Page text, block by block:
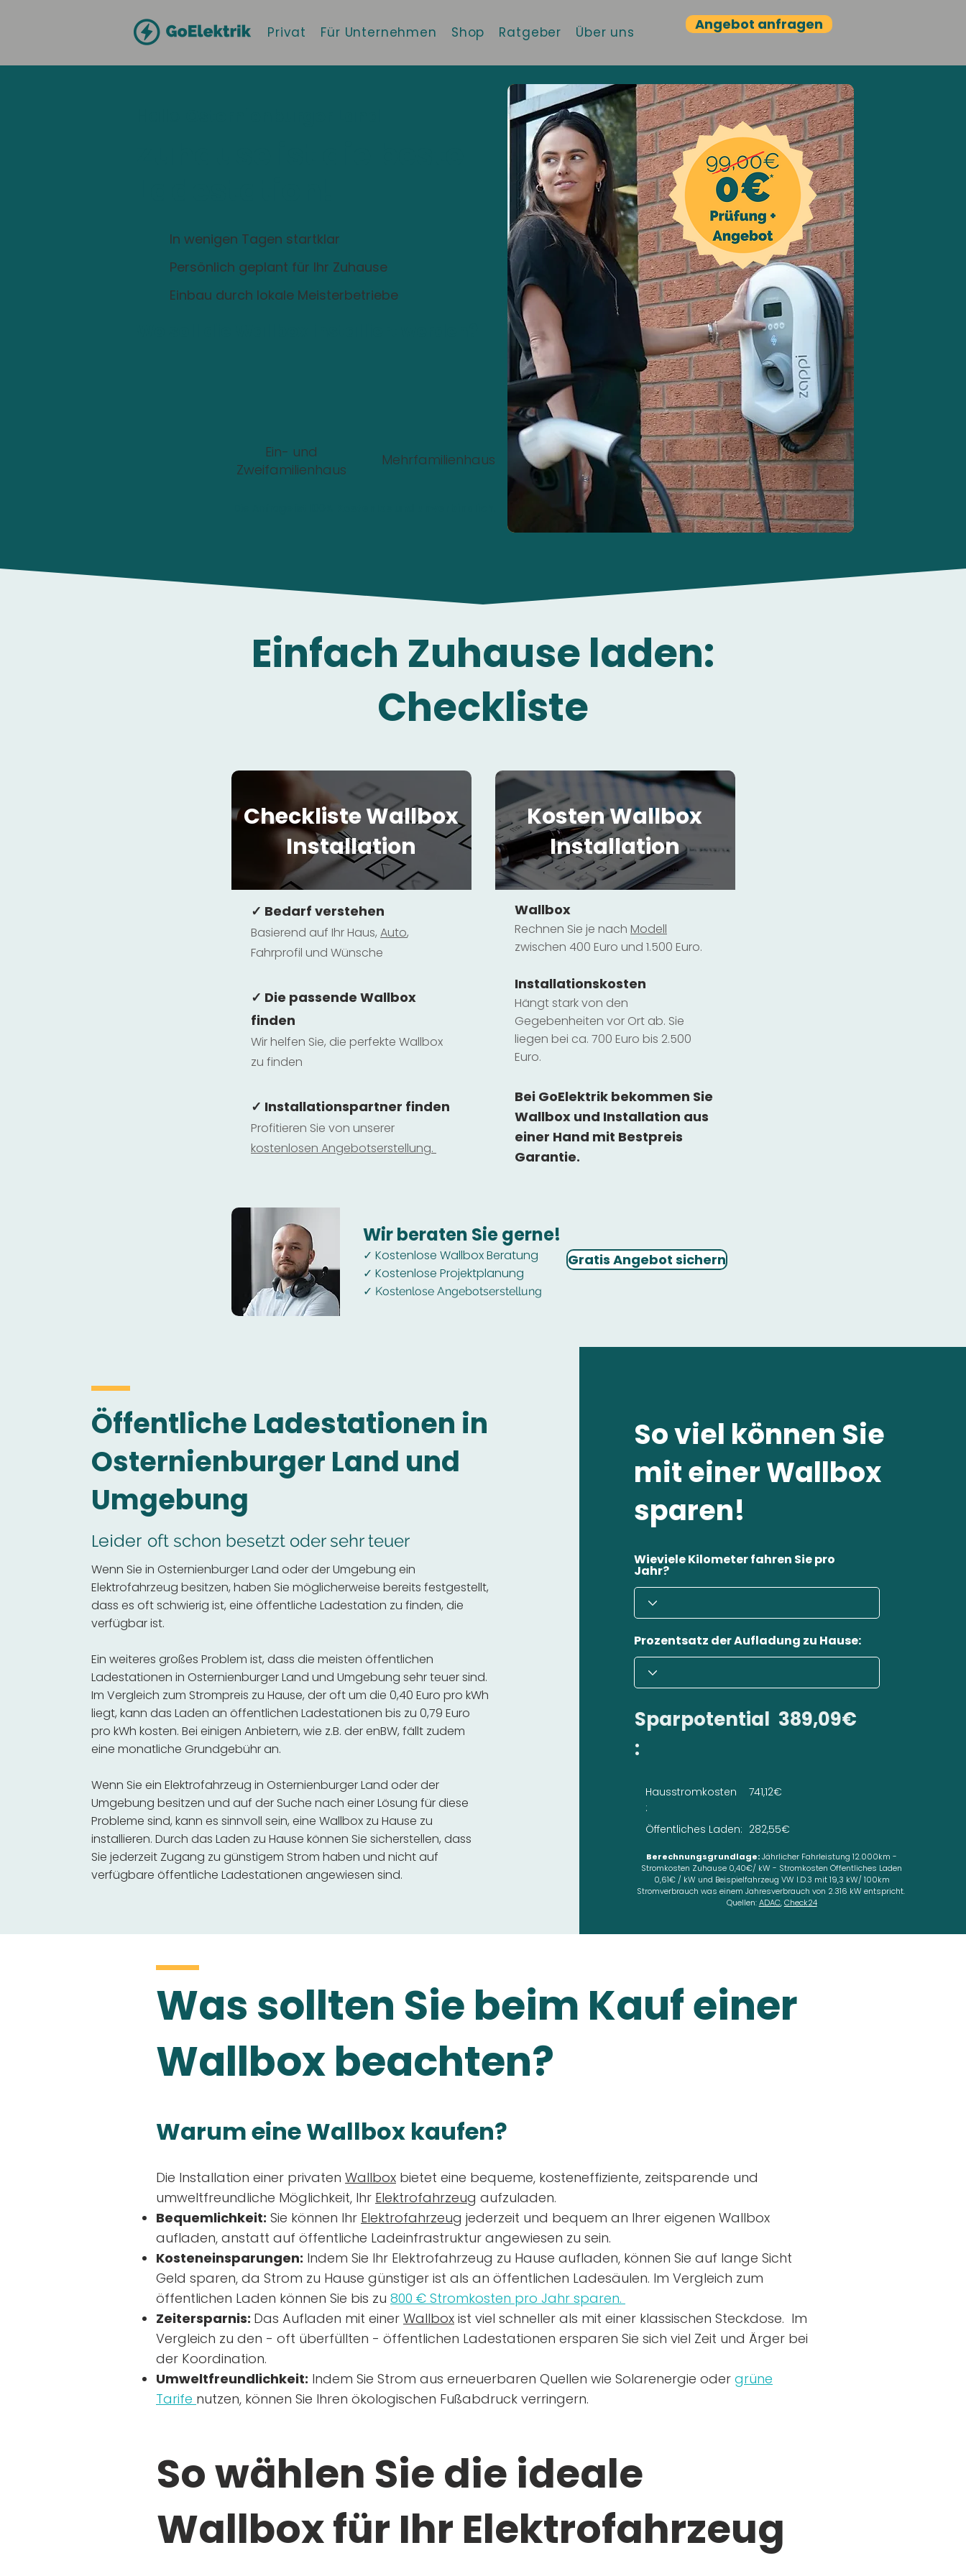
Privat Für Unternehmen Shop Ratgeber Über uns Angebot anfragen
In wenigen Tagen startklar
Persönlich geplant für Ihr Zuhause
Einbau durch lokale Meisterbetriebe
Ein- und
Zweifamilienhaus
Mehrfamilienhaus
Einfach Zuhause laden:
Checkliste
Checkliste Wallbox
Installation
✓ Bedarf verstehen
Basierend auf Ihr Haus, Auto,
Fahrprofil und Wünsche
✓ Die passende Wallbox
finden
Wir helfen Sie, die perfekte Wallbox
zu finden
✓ Installationspartner finden
Profitieren Sie von unserer
kostenlosen Angebotserstellung.
Kosten Wallbox
Installation
Wallbox
Rechnen Sie je nach Modell
zwischen 400 Euro und 1.500 Euro.
Installationskosten
Hängt stark von den
Gegebenheiten vor Ort ab. Sie
liegen bei ca. 700 Euro bis 2.500
Euro.
Bei GoElektrik bekommen Sie
Wallbox und Installation aus
einer Hand mit Bestpreis
Garantie.
Wir beraten Sie gerne!
✓ Kostenlose Wallbox Beratung
✓ Kostenlose Projektplanung
✓ Kostenlose Angebotserstellung
Gratis Angebot sichern
Öffentliche Ladestationen in
Osternienburger Land und
Umgebung
Leider oft schon besetzt oder sehr teuer
Wenn Sie in Osternienburger Land oder der Umgebung ein
Elektrofahrzeug besitzen, haben Sie möglicherweise bereits festgestellt,
dass es oft schwierig ist, eine öffentliche Ladestation zu finden, die
verfügbar ist.
Ein weiteres großes Problem ist, dass die meisten öffentlichen
Ladestationen in Osternienburger Land und Umgebung sehr teuer sind.
Im Vergleich zum Strompreis zu Hause, der oft um die 0,40 Euro pro kWh
liegt, kann das Laden an öffentlichen Ladestationen bis zu 0,79 Euro
pro kWh kosten. Bei einigen Anbietern, wie z.B. der enBW, fällt zudem
eine monatliche Grundgebühr an.
Wenn Sie ein Elektrofahrzeug in Osternienburger Land oder der
Umgebung besitzen und auf der Suche nach einer Lösung für diese
Probleme sind, kann es sinnvoll sein, eine Wallbox zu Hause zu
installieren. Durch das Laden zu Hause können Sie sicherstellen, dass
Sie jederzeit Zugang zu günstigem Strom haben und nicht auf
verfügbare öffentliche Ladestationen angewiesen sind.
So viel können Sie
mit einer Wallbox
sparen!
Wieviele Kilometer fahren Sie pro
Jahr?
Prozentsatz der Aufladung zu Hause:
Sparpotential
:
389,09€
Hausstromkosten
:
Öffentliches Laden:
741,12€
282,55€
Berechnungsgrundlage:Jährlicher Fahrleistung 12.000km -
Stromkosten Zuhause 0,40€/ kW - Stromkosten Öffentliches Laden
0,61€ / kW und Beispielfahrzeug VW I.D.3 mit 19,3 kW/ 100km
Stromverbrauch was einem Jahresverbrauch von 2.316 kW entspricht.
Quellen:ADAC,Check24
Was sollten Sie beim Kauf einer
Wallbox beachten?
Warum eine Wallbox kaufen?
Die Installation einer privaten Wallbox bietet eine bequeme, kosteneffiziente, zeitsparende und
umweltfreundliche Möglichkeit, Ihr Elektrofahrzeug aufzuladen.
Bequemlichkeit: Sie können Ihr Elektrofahrzeug jederzeit und bequem an Ihrer eigenen Wallbox
aufladen, anstatt auf öffentliche Ladeinfrastruktur angewiesen zu sein.
Kosteneinsparungen: Indem Sie Ihr Elektrofahrzeug zu Hause aufladen, können Sie auf lange Sicht
Geld sparen, da Strom zu Hause günstiger ist als an öffentlichen Ladesäulen. Im Vergleich zum
öffentlichen Laden können Sie bis zu 800 € Stromkosten pro Jahr sparen.
Zeitersparnis: Das Aufladen mit einer Wallbox ist viel schneller als mit einer klassischen Steckdose. Im
Vergleich zu den - oft überfüllten - öffentlichen Ladestationen ersparen Sie sich viel Zeit und Ärger bei
der Koordination.
Umweltfreundlichkeit: Indem Sie Strom aus erneuerbaren Quellen wie Solarenergie oder grüne
Tarife nutzen, können Sie Ihren ökologischen Fußabdruck verringern.
So wählen Sie die ideale
Wallbox für Ihr Elektrofahrzeug